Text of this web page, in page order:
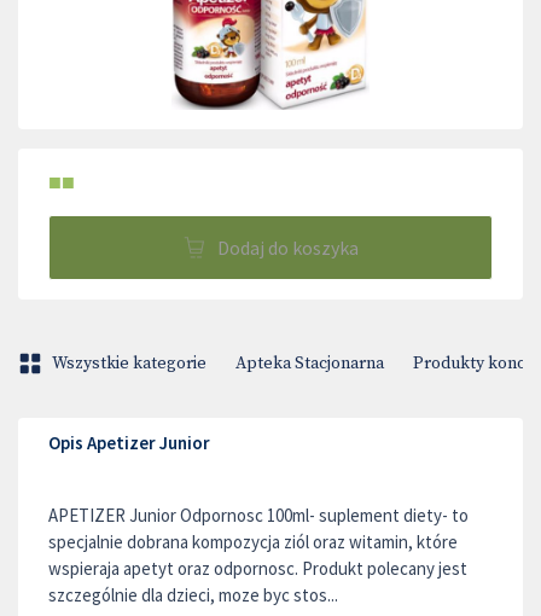
■■
Dodaj do koszyka
Wszystkie kategorie Apteka Stacjonarna Produkty
Opis Apetizer Junior
APETIZER Junior Odpornosc 100ml- suplement diety- to
specjalnie dobrana kompozycja ziól oraz witamin, które
wspieraja apetyt oraz odpornosc. Produkt polecany jest
szczególnie dla dzieci, moze byc stos...